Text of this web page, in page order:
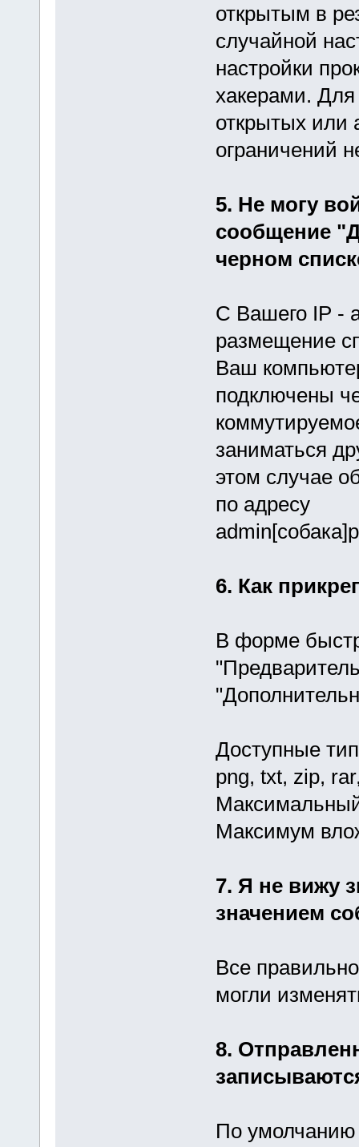
открытым в
случайной
настройки
хакерами.
открытых или
ограничений
5. Не могу
сообщение
черном
С Вашего IP -
размещение
Ваш
подключены
заниматься
этом случае
по адресу
6. Как
В форме
Доступные
png, txt, zip,
Максимум
7. Я не вижу
значением
Все
могли
8.
По